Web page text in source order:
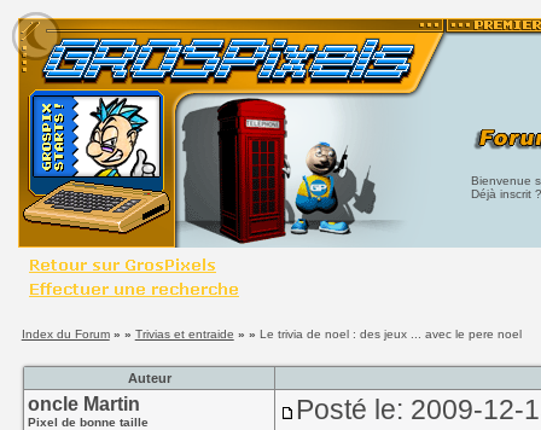
Bienvenue
Déjà inscrit
Index du Forum» » Trivias et entraide » » Le trivia de noel : des jeux ... avec le pere noel
Auteur
oncle Martin
Pixel de bonne taille Posté le: 2009-12-